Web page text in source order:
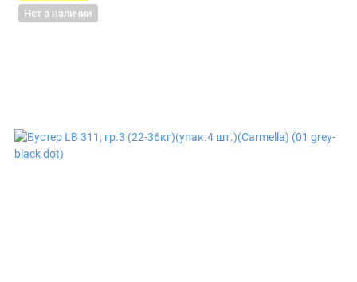
Нет в наличии